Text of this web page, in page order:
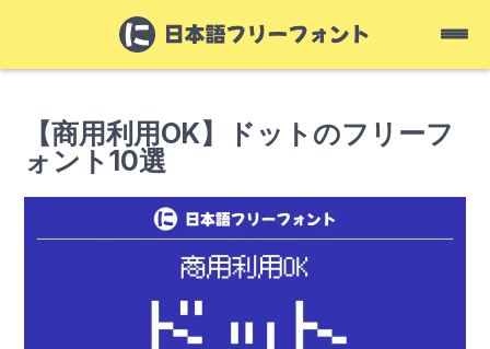
【商用利用OK】ドットのフリーフ
ォント10選